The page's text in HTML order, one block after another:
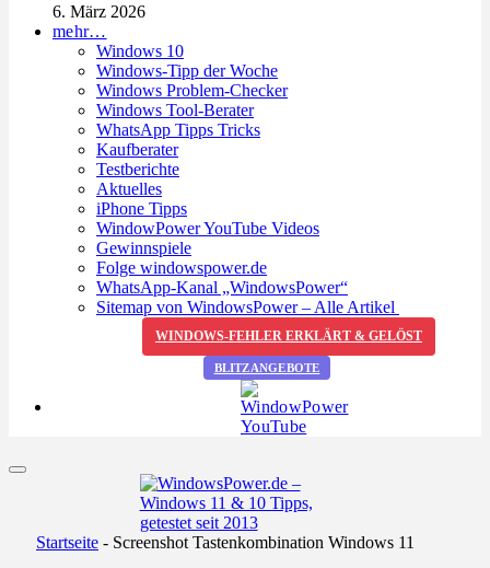
6. März 2026
mehr…
Windows 10
Windows-Tipp der Woche
Windows Problem-Checker
Windows Tool-Berater
WhatsApp Tipps Tricks
Kaufberater
Testberichte
Aktuelles
iPhone Tipps
WindowPower YouTube Videos
Gewinnspiele
Folge windowspower.de
WhatsApp-Kanal „WindowsPower“
Sitemap von WindowsPower – Alle Artikel
WINDOWS-FEHLER ERKLÄRT & GELÖST
BLITZANGEBOTE
Startseite - Screenshot Tastenkombination Windows 11